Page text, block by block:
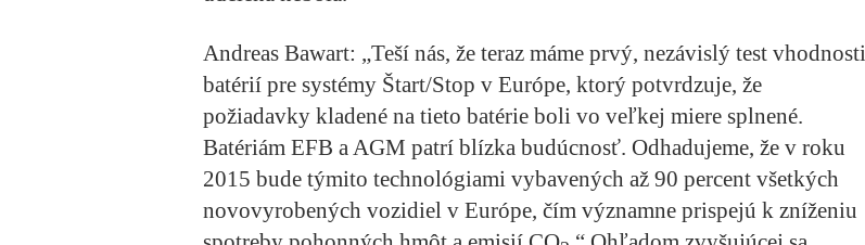
Andreas Bawart: „Teší nás, že teraz máme prvý, nezávislý test vhodnosti
batérií pre systémy Štart/Stop v Európe, ktorý potvrdzuje, že
požiadavky kladené na tieto batérie boli vo veľkej miere splnené.
Batériám EFB a AGM patrí blízka budúcnosť. Odhadujeme, že v roku
2015 bude týmito technológiami vybavených až 90 percent všetkých
novovyrobených vozidiel v Európe, čím významne prispejú k zníženiu